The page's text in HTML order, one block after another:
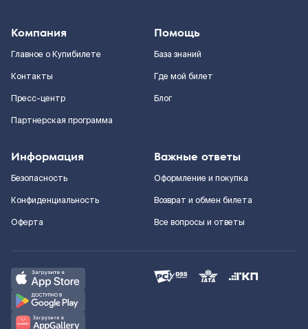
Компания
Главное о Купибилете
Контакты
Пресс-центр
Партнерская программа
Помощь
База знаний
Где мой билет
Блог
Информация
Безопасность
Конфиденциальность
Оферта
Важные ответы
Оформление и покупка
Возврат и обмен билета
Все вопросы и ответы